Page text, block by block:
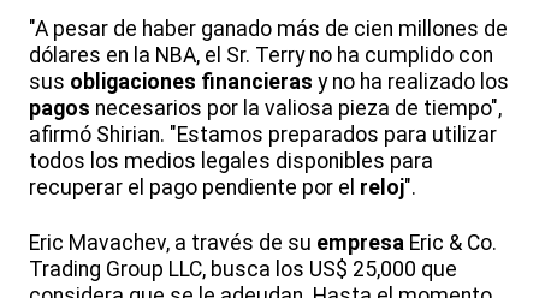
"A pesar de haber ganado más de cien millones de
dólares en la NBA, el Sr. Terry no ha cumplido con
sus obligaciones financieras y no ha realizado los
pagos necesarios por la valiosa pieza de tiempo",
afirmó Shirian. "Estamos preparados para utilizar
todos los medios legales disponibles para
recuperar el pago pendiente por el reloj".
Eric Mavachev, a través de su empresa Eric & Co.
Trading Group LLC, busca los US$ 25,000 que